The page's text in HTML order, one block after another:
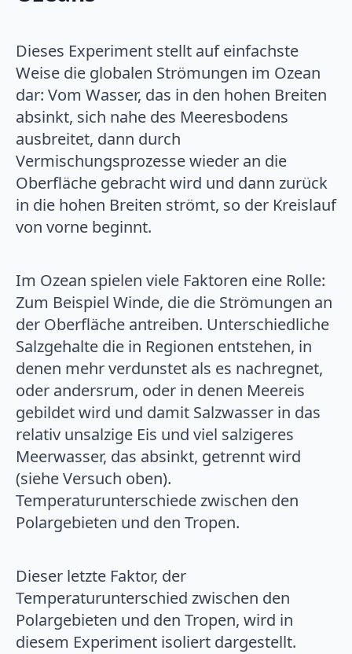
Dieses Experiment stellt auf einfachste
Weise die globalen Strömungen im Ozean
dar: Vom Wasser, das in den hohen Breiten
absinkt, sich nahe des Meeresbodens
ausbreitet, dann durch
Vermischungsprozesse wieder an die
Oberfläche gebracht wird und dann zurück
in die hohen Breiten strömt, so der Kreislauf
von vorne beginnt.
Im Ozean spielen viele Faktoren eine Rolle:
Zum Beispiel Winde, die die Strömungen an
der Oberfläche antreiben. Unterschiedliche
Salzgehalte die in Regionen entstehen, in
denen mehr verdunstet als es nachregnet,
oder andersrum, oder in denen Meereis
gebildet wird und damit Salzwasser in das
relativ unsalzige Eis und viel salzigeres
Meerwasser, das absinkt, getrennt wird
(siehe Versuch oben).
Temperaturunterschiede zwischen den
Polargebieten und den Tropen.
Dieser letzte Faktor, der
Temperaturunterschied zwischen den
Polargebieten und den Tropen, wird in
diesem Experiment isoliert dargestellt.